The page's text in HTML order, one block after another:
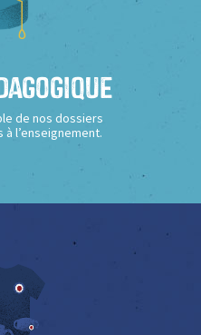
de nos dossiers
l’enseignement.